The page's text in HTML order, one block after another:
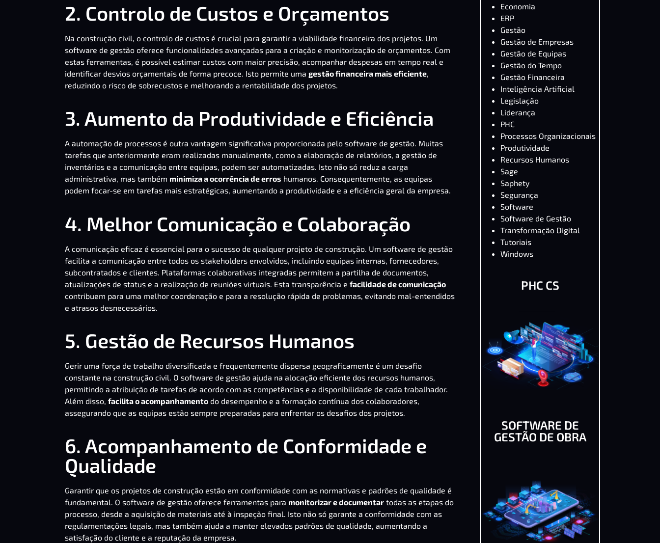
2. Controlo de Custos e Orçamentos
Na construção civil, o controlo de custos é crucial para garantir a viabilidade financeira dos projetos. Um
software de gestão oferece funcionalidades avançadas para a criação e monitorização de orçamentos. Com
estas ferramentas, é possível estimar custos com maior precisão, acompanhar despesas em tempo real e
identificar desvios orçamentais de forma precoce. Isto permite uma gestão financeira mais eficiente
reduzindo o risco de sobrecustos e melhorando a rentabilidade dos projetos.
3. Aumento da Produtividade e Eficiência
A automação de processos é outra vantagem significativa proporcionada pelo software de gestão. Muitas
tarefas que anteriormente eram realizadas manualmente, como a elaboração de relatórios, a gestão de
inventários e a comunicação entre equipas, podem ser automatizadas. Isto não só reduz a carga
administrativa, mas também minimiza a ocorrência de erros humanos. Consequentemente, as equipas
podem focar-se em tarefas mais estratégicas, aumentando a produtividade e a eficiência geral da empresa.
4. Melhor Comunicação e Colaboração
A comunicação eficaz é essencial para o sucesso de qualquer projeto de construção. Um software de gestão
facilita a comunicação entre todos os stakeholders envolvidos, incluindo equipas internas, fornecedores,
subcontratados e clientes. Plataformas colaborativas integradas permitem a partilha de documentos,
atualizações de status e a realização de reuniões virtuais. Esta transparência e facilidade de comunicação
contribuem para uma melhor coordenação e para a resolução rápida de problemas, evitando mal-entendidos
e atrasos desnecessários.
5. Gestão de Recursos Humanos
Gerir uma força de trabalho diversificada e frequentemente dispersa geograficamente é um desafio
constante na construção civil. O software de gestão ajuda na alocação eficiente dos recursos humanos,
permitindo a atribuição de tarefas de acordo com as competências e a disponibilidade de cada trabalhador.
Além disso, facilita o acompanhamento do desempenho e a formação contínua dos colaboradores,
assegurando que as equipas estão sempre preparadas para enfrentar os desafios dos projetos.
6. Acompanhamento de Conformidade e
Qualidade
Garantir que os projetos de construção estão em conformidade com as normativas e padrões de qualidade é
fundamental. O software de gestão oferece ferramentas para monitorizar e documentar todas as etapas do
processo, desde a aquisição de materiais até à inspeção final. Isto não só garante a conformidade com as
regulamentações legais, mas também ajuda a manter elevados padrões de qualidade, aumentando a
satisfação do cliente e a reputação da empresa.
Economia
ERP
Gestão
Gestão de Empresas
Gestão de Equipas
Gestão do Tempo
Gestão Financeira
Inteligência Artificial
Legislação
Liderança
PHC
Processos Organizacionais
Produtividade
Recursos Humanos
Sage
Saphety
Segurança
Software
Software de Gestão
Transformação Digital
Tutoriais
Windows
PHC CS
SOFTWARE DE
GESTÃO DE OBRA